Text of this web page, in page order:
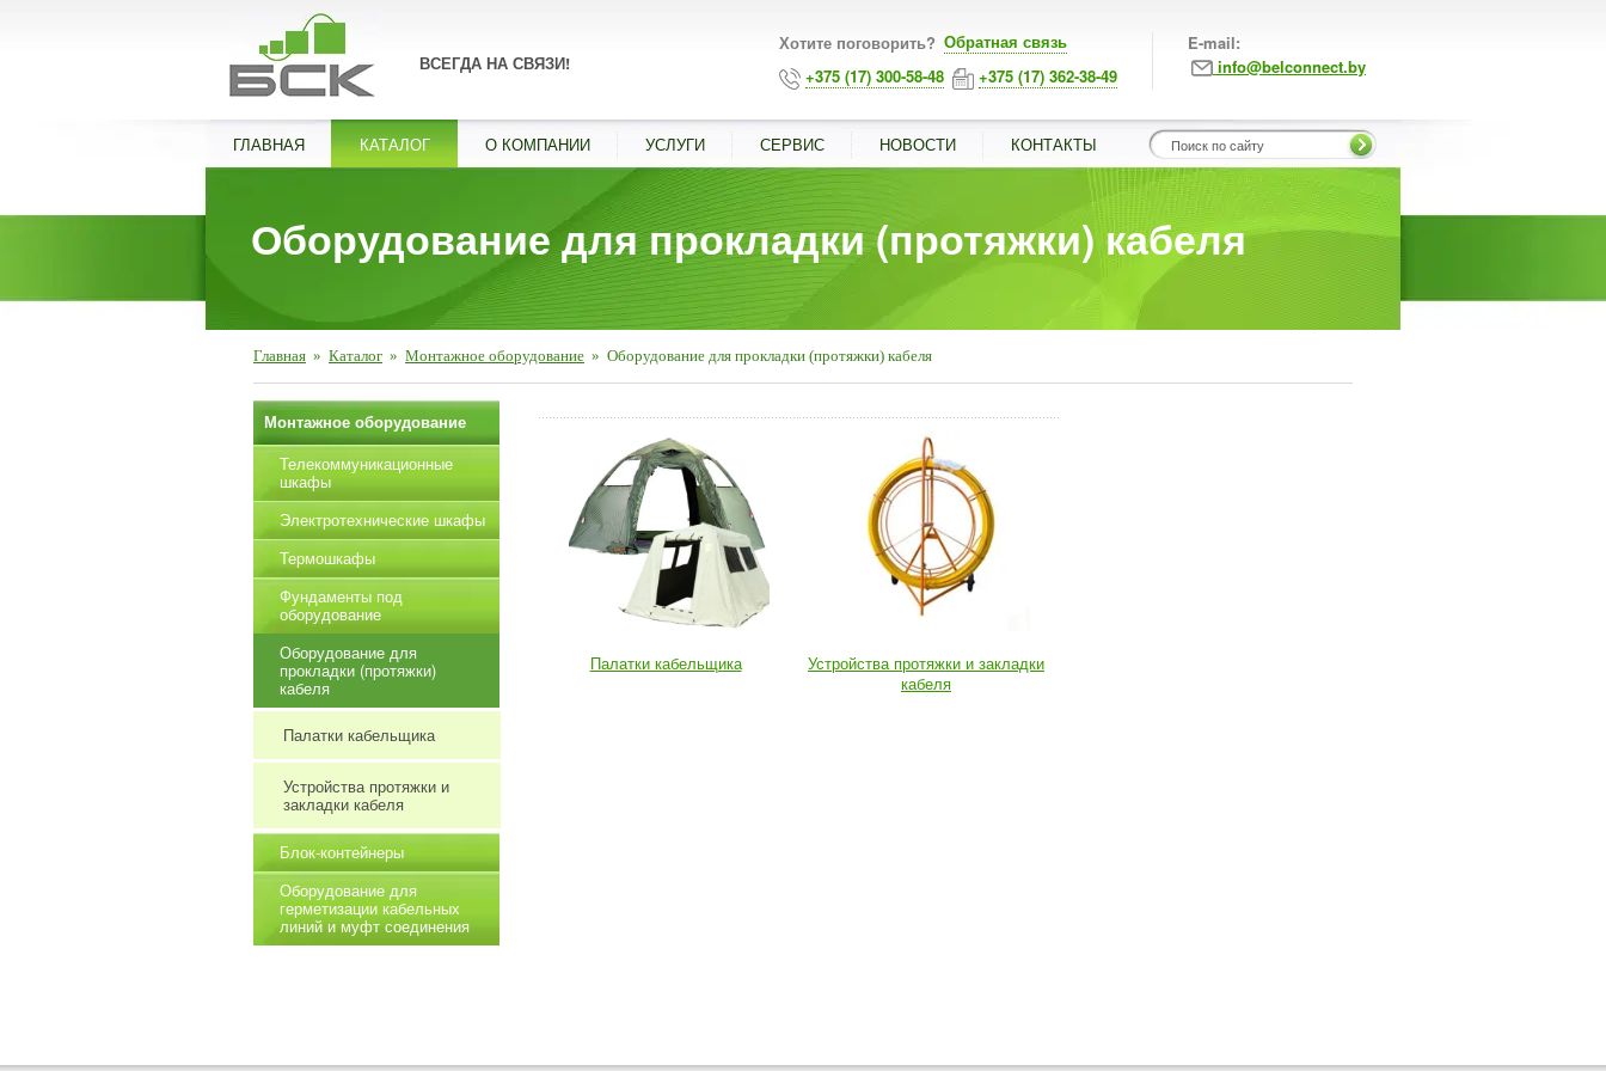
ВСЕГДА НА СВЯЗИ!
Хотите поговорить? Обратная связь
+375 (17) 300-58-48
+375 (17) 362-38-49
E-mail:
info@belconnect.by
ГЛАВНАЯ КАТАЛОГ О КОМПАНИИ УСЛУГИ СЕРВИС НОВОСТИ КОНТАКТЫ
Оборудование для прокладки (протяжки) кабеля
Главная » Каталог » Монтажное оборудование » Оборудование для прокладки (протяжки) кабеля
Палатки кабельщика
Устройства протяжки и закладки
кабеля
Монтажное оборудование
Телекоммуникационные
шкафы
Электротехнические шкафы
Термошкафы
Фундаменты под
оборудование
Оборудование для
прокладки (протяжки)
кабеля
Палатки кабельщика
Устройства протяжки и
закладки кабеля
Блок-контейнеры
Оборудование для
герметизации кабельных
линий и муфт соединения